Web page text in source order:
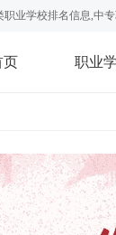
业学校排名信息,中
页 职业